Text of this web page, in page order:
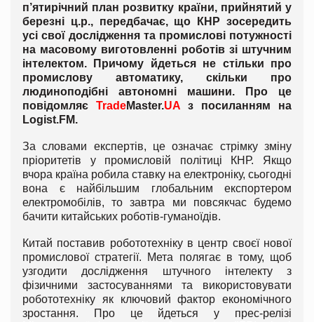
п’ятирічний план розвитку країни, прийнятий у
березні ц.р., передбачає, що КНР зосередить
усі свої дослідження та промислові потужності
на масовому виготовленні роботів зі штучним
інтелектом. Причому йдеться не стільки про
промислову автоматику, скільки про
людиноподібні автономні машини. Про це
повідомляє TradeMaster.UA з посиланням на
Logist.FM.
За словами експертів, це означає стрімку зміну
пріоритетів у промисловій політиці КНР. Якщо
вчора країна робила ставку на електроніку, сьогодні
вона є найбільшим глобальним експортером
електромобілів, то завтра ми повсякчас будемо
бачити китайських роботів-гуманоїдів.
Китай поставив робототехніку в центр своєї нової
промислової стратегії. Мета полягає в тому, щоб
узгодити дослідження штучного інтелекту з
фізичними застосуваннями та використовувати
робототехніку як ключовий фактор економічного
зростання. Про це йдеться у прес-релізі